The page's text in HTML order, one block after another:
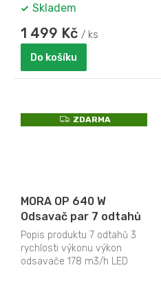
Skladem
1 499 Kč / ks
Do košíku
Z
D
ZDARMA
MORA OP 640 W
Odsavač par 7 odtahů
Popis produktu 7 odtahů 3
rychlosti výkonu výkon
odsavače 178 m3/h LED